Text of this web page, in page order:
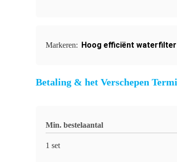
Markeren: Hoog efficiënt waterfilter
Betaling & het Verschepen
Min. bestelaantal
1 set